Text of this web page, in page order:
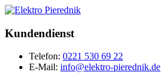
Kundendienst
Telefon: 0221 530 69 22
E-Mail: info@elektro-pierednik.de